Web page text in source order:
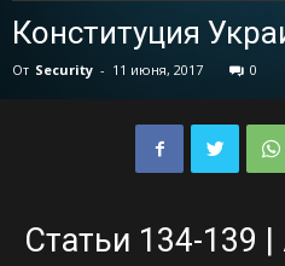
Конституция
От Security - 11 июня, 2017 0
Статьи 134-139